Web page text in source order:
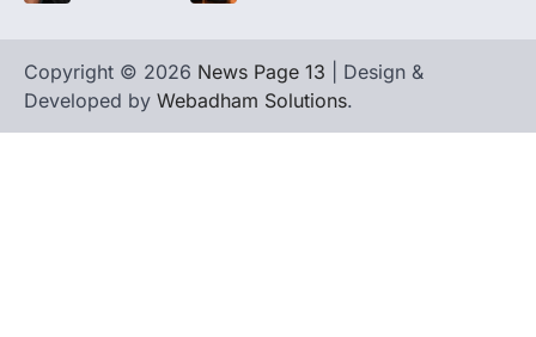
Copyright © 2026 News Page 13 | Design &
Developed by Webadham Solutions.